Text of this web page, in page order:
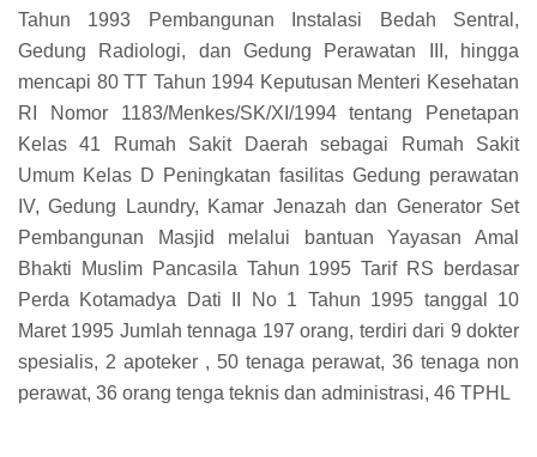
Tahun 1993 Pembangunan Instalasi Bedah Sentral,
Gedung Radiologi, dan Gedung Perawatan III, hingga
mencapi 80 TT Tahun 1994 Keputusan Menteri Kesehatan
RI Nomor 1183/Menkes/SK/XI/1994 tentang Penetapan
Kelas 41 Rumah Sakit Daerah sebagai Rumah Sakit
Umum Kelas D Peningkatan fasilitas Gedung perawatan
IV, Gedung Laundry, Kamar Jenazah dan Generator Set
Pembangunan Masjid melalui bantuan Yayasan Amal
Bhakti Muslim Pancasila Tahun 1995 Tarif RS berdasar
Perda Kotamadya Dati II No 1 Tahun 1995 tanggal 10
Maret 1995 Jumlah tennaga 197 orang, terdiri dari 9 dokter
spesialis, 2 apoteker , 50 tenaga perawat, 36 tenaga non
perawat, 36 orang tenga teknis dan administrasi, 46 TPHL